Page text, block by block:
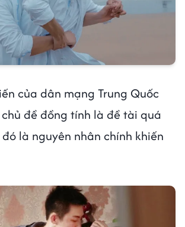
của dân mạng Trung Quốc
đề đồng tính là đề tài quá
là nguyên nhân chính khiến